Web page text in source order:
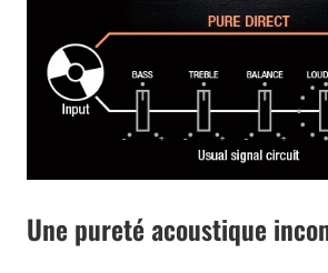
Une pureté acoustique